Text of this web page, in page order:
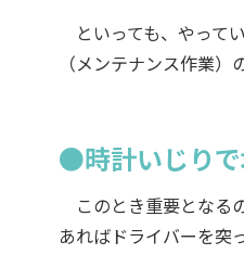
といっても、やって
（メンテナンス作業
●時計いじり
このとき重要となる
あればドライバーを突